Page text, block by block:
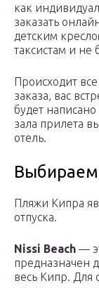
как
заказать
детским
таксистам и не
Происходит
заказа, вас
будет
зала прилета
отель.
Выбираем
Пляжи Кипра
отпуска.
Nissi Beach —
предназначен
весь Кипр. Для